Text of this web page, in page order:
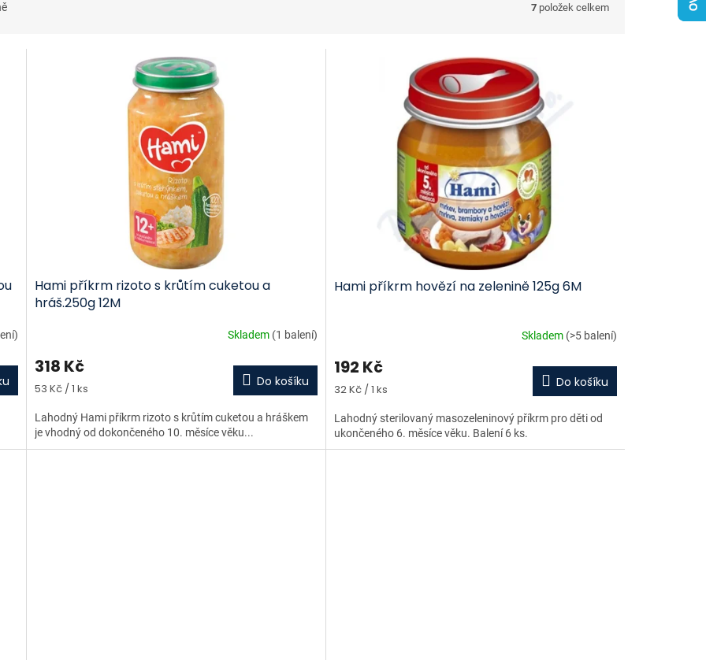
7 položek celkem
Hami příkrm rizoto s krůtím cuketou a
hráš.250g 12M
Skladem (1 balení)
318 Kč
Měrná
53 Kč / 1 ks Do košíku
Lahodný Hami příkrm rizoto s krůtím cuketou a hráškem
je vhodný od dokončeného 10. měsíce věku...
Hami příkrm hovězí na zelenině 125g 6M
Skladem (>5 balení)
192 Kč
Měrná
32 Kč / 1 ks Do košíku
Lahodný sterilovaný masozeleninový příkrm pro děti od
ukončeného 6. měsíce věku. Balení 6 ks.